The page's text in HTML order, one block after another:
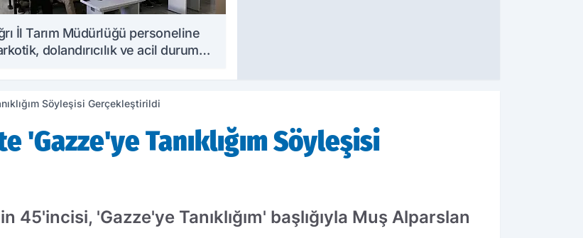
İl Tarım Müdürlüğü personeline
dolandırıcılık ve acil durum
Söyleşisi Gerçekleştirildi
'Gazze'ye Tanıklığım Söyleşisi
45'incisi, 'Gazze'ye Tanıklığım' başlığıyla Muş Alparslan